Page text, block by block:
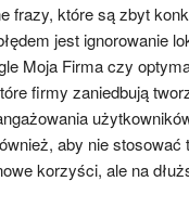
frazy, które są zbyt
jest ignorowanie
Moja Firma czy
firmy zaniedbują
aby nie stosować
korzyści, ale na